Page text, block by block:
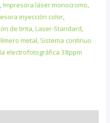
,Impresora láser monocromo,
inyección color,
de tinta,Laser-Standard,
metal, Sistema continuo
electrofotográfica 38ppm